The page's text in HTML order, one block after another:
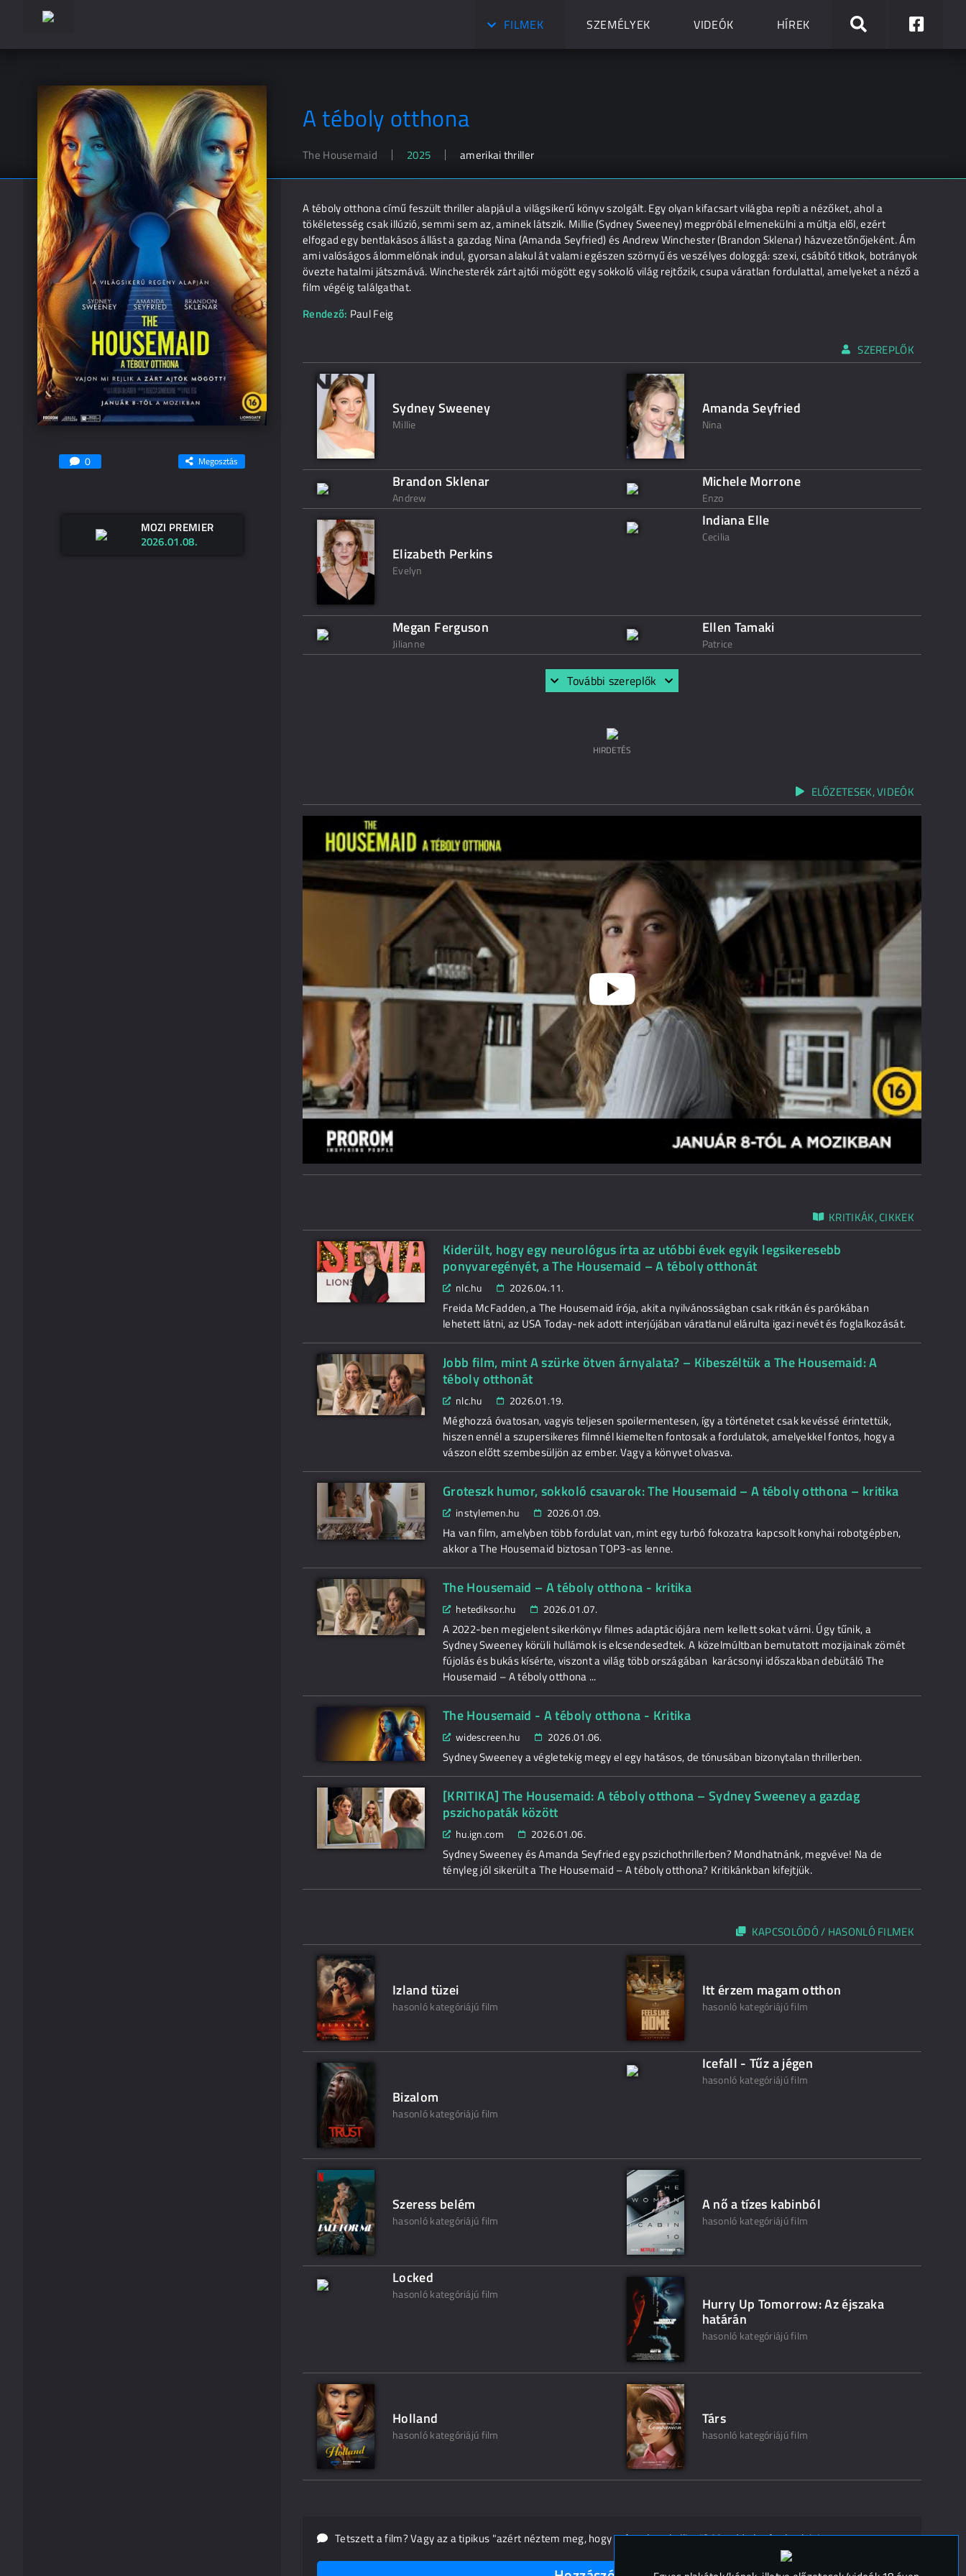
FILMEK SZEMÉLYEK VIDEÓK HÍREK
A téboly otthona
The Housemaid 2025 amerikai thriller
0 Megosztás
MOZI PREMIER
2026.01.08.
A téboly otthona című feszült thriller alapjául a világsikerű könyv szolgált. Egy olyan kifacsart világba repíti a nézőket, ahol a
tökéletesség csak illúzió, semmi sem az, aminek látszik. Millie (Sydney Sweeney) megpróbál elmenekülni a múltja elől, ezért
elfogad egy bentlakásos állást a gazdag Nina (Amanda Seyfried) és Andrew Winchester (Brandon Sklenar) házvezetőnőjeként. Ám
ami valóságos álommelónak indul, gyorsan alakul át valami egészen szörnyű és veszélyes dologgá: szexi, csábító titkok, botrányok
övezte hatalmi játszmává. Winchesterék zárt ajtói mögött egy sokkoló világ rejtőzik, csupa váratlan fordulattal, amelyeket a néző a
film végéig találgathat.
Rendező: Paul Feig
SZEREPLŐK
Sydney Sweeney
Millie
Amanda Seyfried
Nina
Brandon Sklenar
Andrew
Michele Morrone
Enzo
Elizabeth Perkins
Evelyn
Indiana Elle
Cecilia
Megan Ferguson
Jilianne
Ellen Tamaki
Patrice
További szereplők
HIRDETÉS
ELŐZETESEK, VIDEÓK
KRITIKÁK, CIKKEK
Kiderült, hogy egy neurológus írta az utóbbi évek egyik legsikeresebb
ponyvaregényét, a The Housemaid – A téboly otthonát
nlc.hu 2026.04.11.
Freida McFadden, a The Housemaid írója, akit a nyilvánosságban csak ritkán és parókában
lehetett látni, az USA Today-nek adott interjújában váratlanul elárulta igazi nevét és foglalkozását.
Jobb film, mint A szürke ötven árnyalata? – Kibeszéltük a The Housemaid: A
téboly otthonát
nlc.hu 2026.01.19.
Méghozzá óvatosan, vagyis teljesen spoilermentesen, így a történetet csak kevéssé érintettük,
hiszen ennél a szupersikeres filmnél kiemelten fontosak a fordulatok, amelyekkel fontos, hogy a
vászon előtt szembesüljön az ember. Vagy a könyvet olvasva.
Groteszk humor, sokkoló csavarok: The Housemaid – A téboly otthona – kritika
instylemen.hu 2026.01.09.
Ha van film, amelyben több fordulat van, mint egy turbó fokozatra kapcsolt konyhai robotgépben,
akkor a The Housemaid biztosan TOP3-as lenne.
The Housemaid – A téboly otthona - kritika
hetediksor.hu 2026.01.07.
A 2022-ben megjelent sikerkönyv filmes adaptációjára nem kellett sokat várni. Úgy tűnik, a
Sydney Sweeney körüli hullámok is elcsendesedtek. A közelmúltban bemutatott mozijainak zömét
fújolás és bukás kísérte, viszont a világ több országában karácsonyi időszakban debütáló The
Housemaid – A téboly otthona ...
The Housemaid - A téboly otthona - Kritika
widescreen.hu 2026.01.06.
Sydney Sweeney a végletekig megy el egy hatásos, de tónusában bizonytalan thrillerben.
[KRITIKA] The Housemaid: A téboly otthona – Sydney Sweeney a gazdag
pszichopaták között
hu.ign.com 2026.01.06.
Sydney Sweeney és Amanda Seyfried egy pszichothrillerben? Mondhatnánk, megvéve! Na de
tényleg jól sikerült a The Housemaid – A téboly otthona? Kritikánkban kifejtjük.
KAPCSOLÓDÓ / HASONLÓ FILMEK
Izland tüzei
hasonló kategóriájú film
Itt érzem magam otthon
hasonló kategóriájú film
Bizalom
hasonló kategóriájú film
Icefall - Tűz a jégen
hasonló kategóriájú film
Szeress belém
hasonló kategóriájú film
A nő a tízes kabinból
hasonló kategóriájú film
Locked
hasonló kategóriájú film
Hurry Up Tomorrow: Az éjszaka
határán
hasonló kategóriájú film
Holland
hasonló kategóriájú film
Társ
hasonló kategóriájú film
Tetszett a film? Vagy az a tipikus "azért néztem meg, hogy másnak ne kelljen"? Mondd el másoknak is!